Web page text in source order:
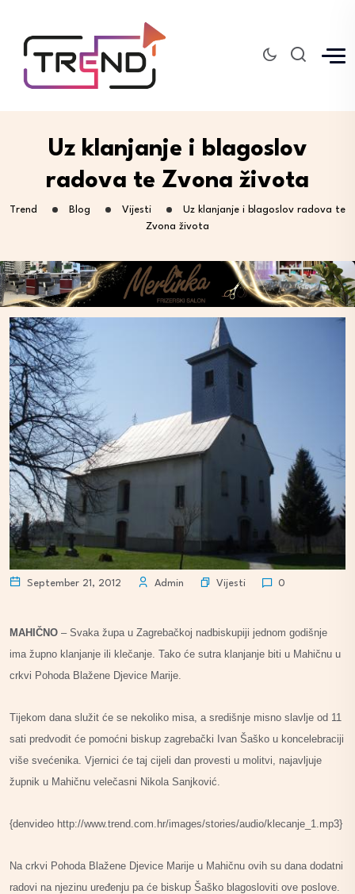
Uz klanjanje i blagoslov
radova te Zvona života
Trend Blog Vijesti
Uz klanjanje i blagoslov radova te
Zvona života
September 21, 2012 Admin Vijesti 0
MAHIČNO – Svaka župa u Zagrebačkoj nadbiskupiji jednom godišnje
ima župno klanjanje ili klečanje. Tako će sutra klanjanje biti u Mahičnu u
crkvi Pohoda Blažene Djevice Marije.
Tijekom dana služit će se nekoliko misa, a središnje misno slavlje od 11
sati predvodit će pomoćni biskup zagrebački Ivan Šaško u koncelebraciji
više svećenika. Vjernici će taj cijeli dan provesti u molitvi, najavljuje
župnik u Mahičnu velečasni Nikola Sanjković.
{denvideo http://www.trend.com.hr/images/stories/audio/klecanje_1.mp3}
Na crkvi Pohoda Blažene Djevice Marije u Mahičnu ovih su dana dodatni
radovi na njezinu uređenju pa će biskup Šaško blagosloviti ove poslove.